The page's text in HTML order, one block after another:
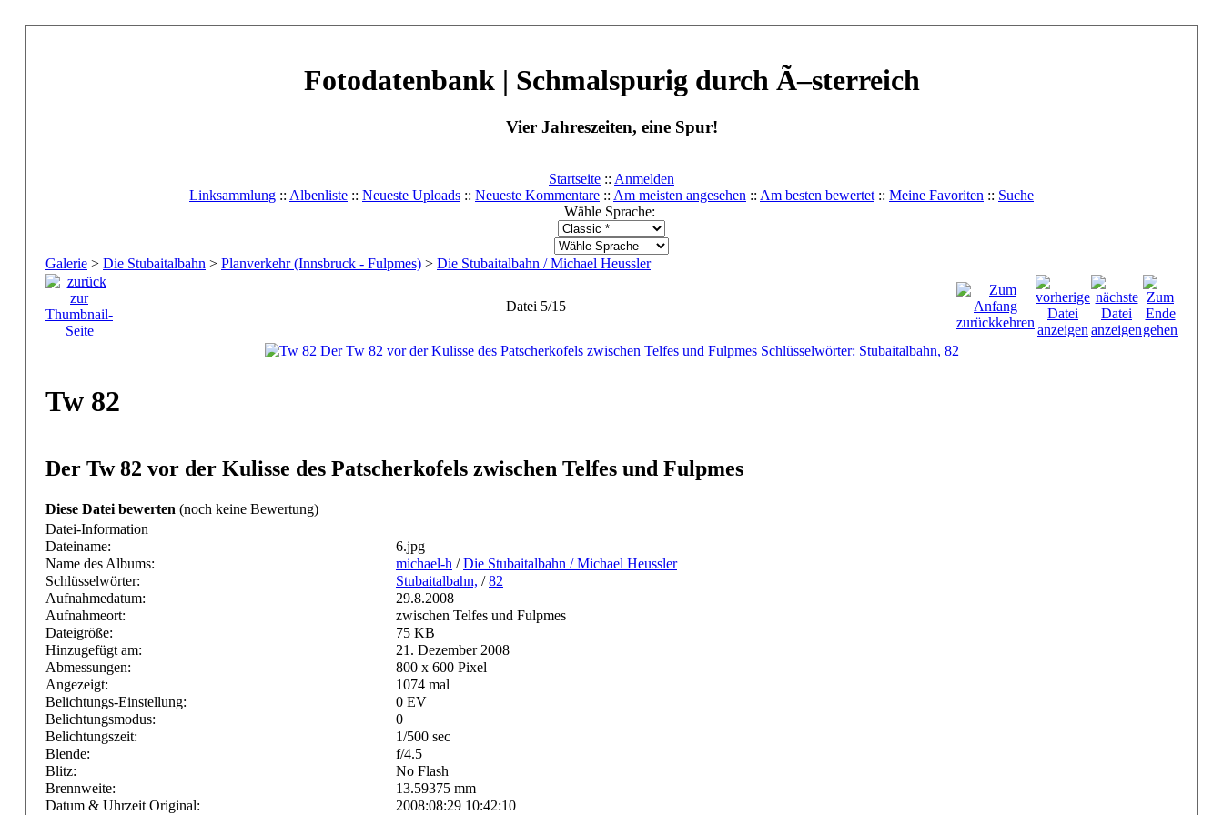
Fotodatenbank | Schmalspurig durch Ã–sterreich
Vier Jahreszeiten, eine Spur!
Startseite :: Anmelden
Linksammlung :: Albenliste :: Neueste Uploads :: Neueste Kommentare :: Am meisten angesehen :: Am besten bewertet :: Meine Favoriten :: Suche
Wähle Sprache:
Galerie > Die Stubaitalbahn > Planverkehr (Innsbruck - Fulpmes) > Die Stubaitalbahn / Michael Heussler
Datei 5/15
Tw 82
Der Tw 82 vor der Kulisse des Patscherkofels zwischen Telfes und Fulpmes
Diese Datei bewerten (noch keine Bewertung)
Datei-Information
Dateiname:
6.jpg
Name des Albums:
michael-h /Die Stubaitalbahn / Michael Heussler
Schlüsselwörter:
Stubaitalbahn, /82
Aufnahmedatum:
29.8.2008
Aufnahmeort:
zwischen Telfes und Fulpmes
Dateigröße:
75 KB
Hinzugefügt am:
21. Dezember 2008
Abmessungen:
800 x 600 Pixel
Angezeigt:
1074 mal
Belichtungs-Einstellung:
0 EV
Belichtungsmodus:
0
Belichtungszeit:
1/500 sec
Blende:
f/4.5
Blitz:
No Flash
Brennweite:
13.59375 mm
Datum & Uhrzeit Original:
2008:08:29 10:42:10